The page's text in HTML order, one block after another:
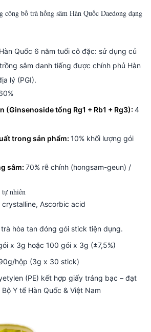
bố trà hồng sâm Hàn Quốc Daedong dạng
Quốc 6 năm tuổi cô đặc: sử dụng củ
sâm danh tiếng được chính phủ Hàn
lý (PGI).
(Ginsenoside tổng Rg1 + Rb1 + Rg3): 4
trong sản phẩm: 10% khối lượng gói
sâm: 70% rễ chính (hongsam-geun) /
nhiên
Ascorbic acid
trà hòa tan đóng gói stick tiện dụng.
x 3g hoặc 100 gói x 3g (±7,5%)
hộp (3g x 30 stick)
(PE) kết hợp giấy tráng bạc – đạt
Y tế Hàn Quốc & Việt Nam